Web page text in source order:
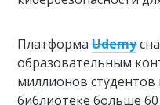
ПлатформаUdemy
образовательным
миллионов
библиотеке больше